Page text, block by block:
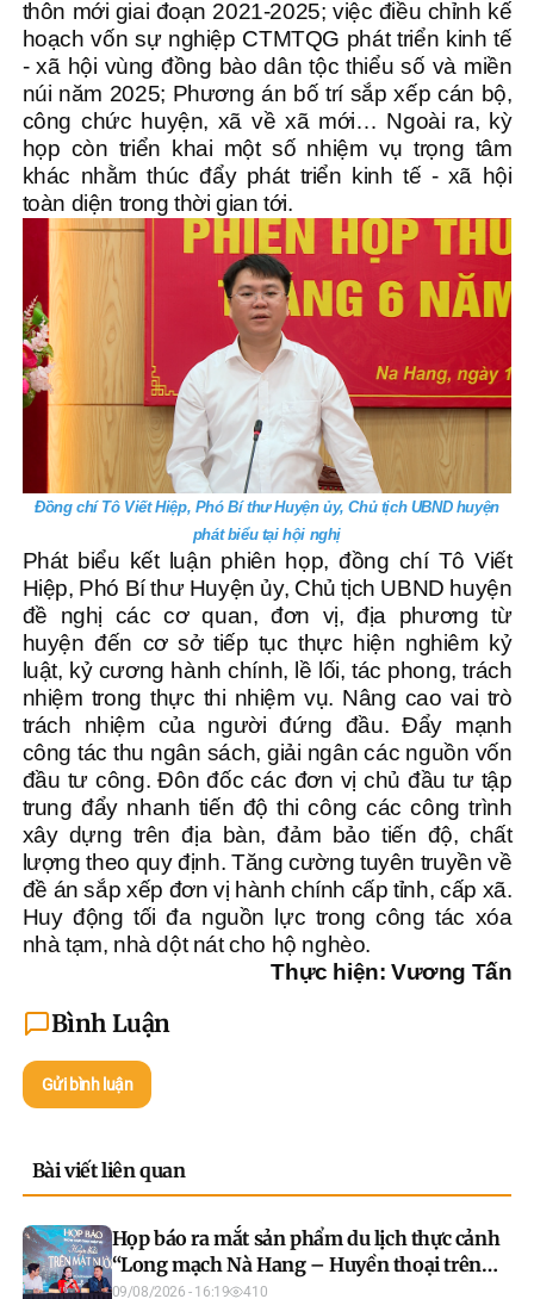
thôn mới giai đoạn 2021-2025; việc điều chỉnh kế
hoạch vốn sự nghiệp CTMTQG phát triển kinh tế
- xã hội vùng đồng bào dân tộc thiểu số và miền
núi năm 2025; Phương án bố trí sắp xếp cán bộ,
công chức huyện, xã về xã mới… Ngoài ra, kỳ
họp còn triển khai một số nhiệm vụ trọng tâm
khác nhằm thúc đẩy phát triển kinh tế - xã hội
toàn diện trong thời gian tới.
Đồng chí Tô Viết Hiệp, Phó Bí thư Huyện ủy, Chủ tịch UBND huyện
phát biểu tại hội nghị
Phát biểu kết luận phiên họp, đồng chí Tô Viết
Hiệp, Phó Bí thư Huyện ủy, Chủ tịch UBND huyện
đề nghị các cơ quan, đơn vị, địa phương từ
huyện đến cơ sở tiếp tục thực hiện nghiêm kỷ
luật, kỷ cương hành chính, lề lối, tác phong, trách
nhiệm trong thực thi nhiệm vụ. Nâng cao vai trò
trách nhiệm của người đứng đầu. Đẩy mạnh
công tác thu ngân sách, giải ngân các nguồn vốn
đầu tư công. Đôn đốc các đơn vị chủ đầu tư tập
trung đẩy nhanh tiến độ thi công các công trình
xây dựng trên địa bàn, đảm bảo tiến độ, chất
lượng theo quy định. Tăng cường tuyên truyền về
đề án sắp xếp đơn vị hành chính cấp tỉnh, cấp xã.
Huy động tối đa nguồn lực trong công tác xóa
nhà tạm, nhà dột nát cho hộ nghèo.
Thực hiện: Vương Tấn
Bình Luận
Gửi bình luận
Bài viết liên quan
Họp báo ra mắt sản phẩm du lịch thực cảnh
“Long mạch Nà Hang – Huyền thoại trên
mặt nước”
09/08/2026 - 16:19 410